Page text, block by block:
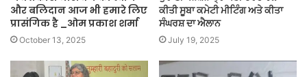
और बलिदान आज भी हमारे लिए
प्रासंगिक है _ओम प्रकाश शर्मा
October 13, 2025
ਕੀਤੀ ਸੂਬਾ ਕਮੇਟੀ ਮੀਟਿੰਗ ਅਤੇ ਕੀਤਾ
ਸੰਘਰਸ਼ ਦਾ ਐਲਾਨ
July 19, 2025